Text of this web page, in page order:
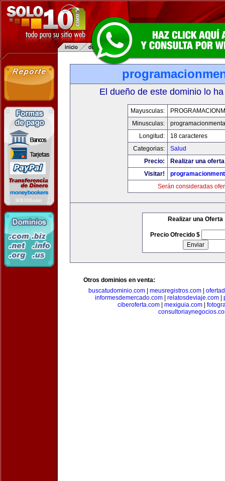
El dueño de este dominio lo
Mayusculas:
Minusculas:
Longitud:
18 caracteres
Categorias:
Salud
Precio:
Realizar una
Visitar!
Serán consideradas
Realizar una Oferta
Precio Ofrecido $
Otros dominios en venta:
buscatudominio.com| meusregistros.com|
informesdemercado.com| relatosdeviaje.com|
ciberoferta.com
mexiguia.com